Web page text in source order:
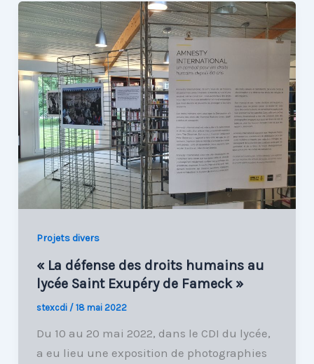
Projets divers
« La défense des droits humains au
lycée Saint Exupéry de Fameck »
stexcdi / 18 mai 2022
Du 10 au 20 mai 2022, dans le CDI du lycée,
a eu lieu une exposition de photographies